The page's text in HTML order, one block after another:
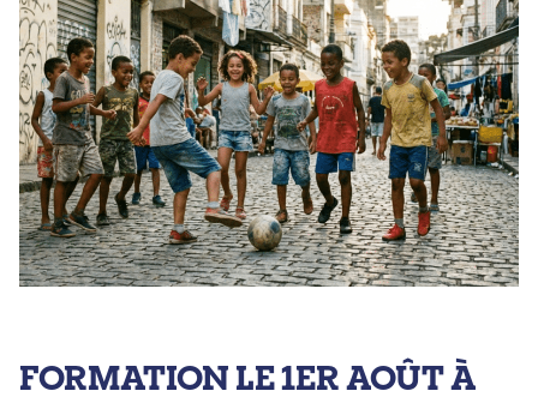
FORMATION LE 1ER AOÛT À